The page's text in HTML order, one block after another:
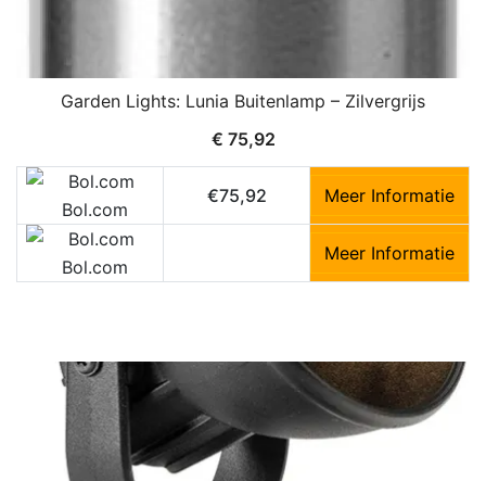
Garden Lights: Lunia Buitenlamp – Zilvergrijs
€ 75,92
Bol.com
€75,92 Meer Informatie
Bol.com
Meer Informatie